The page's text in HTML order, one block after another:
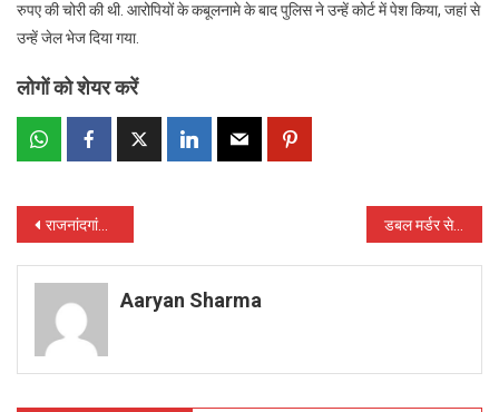
रुपए की चोरी की थी. आरोप‍ियों के कबूलनामे के बाद पुलिस ने उन्‍हें कोर्ट में पेश किया, जहां से
उन्‍हें जेल भेज द‍िया गया.
लोगों को शेयर करें
Post
navigation
राजनांदगांव में छापा, सराफा कारोबारी के घर ईओडब्लू-एसीबी की जांच जारी डबल मर्डर से सनसनी : शिक्षक दंपति की बेरहमी से हत्या, पुरानी रंजिश को लेकर आरोपी ने वारदात को दिया अंजाम
Aaryan Sharma